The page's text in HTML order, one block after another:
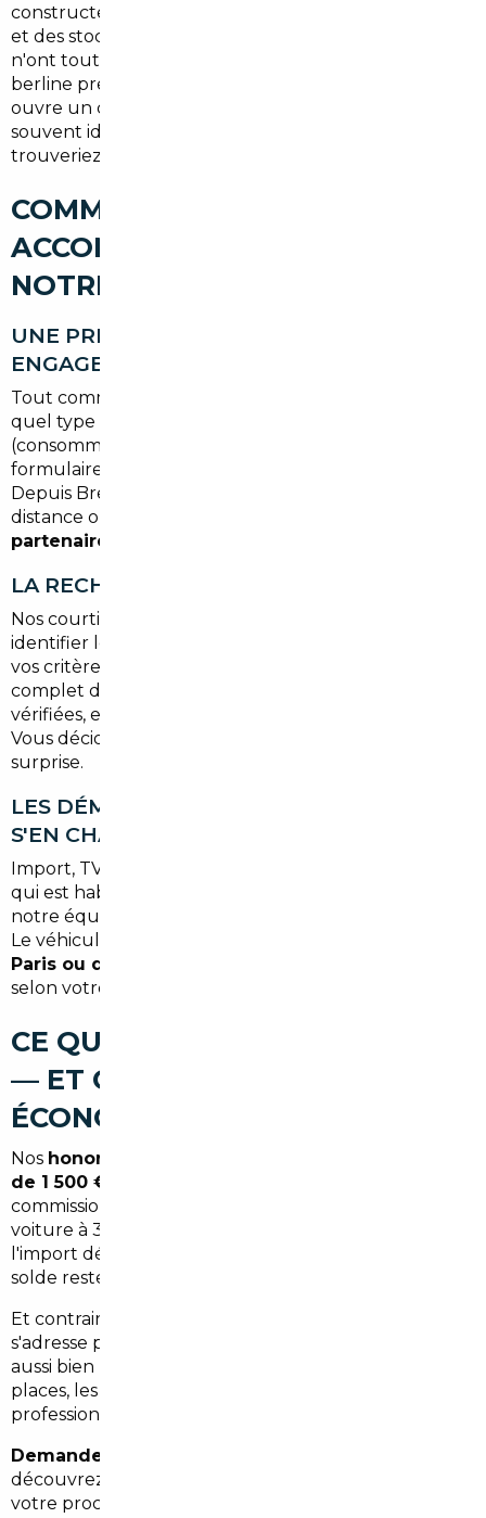
constructeurs plus agressives sur certains marchés,
et des stocks disponibles que les réseaux français
n'ont tout simplement pas. Un SUV familial, une
berline premium ou un utilitaire récent : l'import
ouvre un catalogue bien plus large, pour un budget
souvent identique — voire inférieur — à ce que vous
trouveriez localement.
COMMENT SE DÉROULE UN
ACCOMPAGNEMENT AVEC
NOTRE COURTIER
UNE PREMIÈRE CONSULTATION SANS
ENGAGEMENT
Tout commence par un échange sur votre projet :
quel type de véhicule, quel budget, quelles priorités
(consommation, motorisation, équipements). Pas de
formulaire complexe, juste une conversation directe.
Depuis Breuillet, vous pouvez nous contacter à
distance ou vous rendre dans notre
partenaire la plus proche, à Paris
LA RECHERCHE DU VÉHICULE IDÉAL
Nos courtiers activent leur réseau européen pour
identifier les véhicules correspondant exactement à
vos critères. Chaque proposition inclut : historique
complet du véhicule, photos détaillées, options
vérifiées, et estimation des frais d'immatriculation.
Vous décidez en connaissance de cause, sans
surprise.
LES DÉMARCHES ADMINISTRATIVES, ON
S'EN CHARGE
Import, TVA, contrôle technique, carte grise : tout ce
qui est habituellement source de stress est géré par
notre équipe. Vous n'avez qu'à valider les étapes clés.
Le véhicule vous est ensuite livré
Paris ou directement à votre domicile à Breuillet
selon votre préférence et l'option choisie.
CE QUE ÇA COÛTE VRAIMENT
— ET CE QUE VOUS
ÉCONOMISEZ
Nos honoraires de courtage démarrent à partir
de 1 500 €
commission cachée sur le prix du véhicule. Sur une
voiture à 30 000 €, les économies réalisées grâce à
l'import dépassent souvent les 4 000 à 7 000 €. Le
solde reste donc largement positif pour l'acheteur.
Et contrairement à une idée reçue, ce service ne
s'adresse pas qu'aux grosses cylindrées. Nous traitons
aussi bien les
places, les véhicules hybrides ou les utilitaires
professionnels.
Demandez votre devis gratuit
découvrez combien vous pouvez économiser sur
votre prochain véhicule depuis Breuillet.